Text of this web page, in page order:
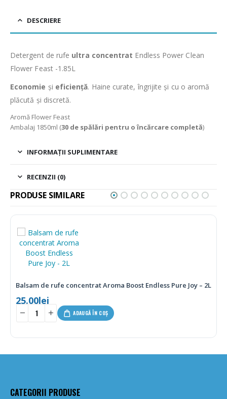
DESCRIERE
Detergent de rufe ultra concentrat Endless Power Clean
Flower Feast -1.85L
Economie și eficiență. Haine curate, îngrijite și cu o aromă
plăcută și discretă.
Aromă Flower Feast
Ambalaj 1850ml (30 de spălări pentru o încărcare completă)
INFORMAȚII SUPLIMENTARE
RECENZII (0)
PRODUSE SIMILARE
Boost Endless Pure Joy – 2L
Detergent de rufe Dixan
- +
CATEGORII PRODUSE